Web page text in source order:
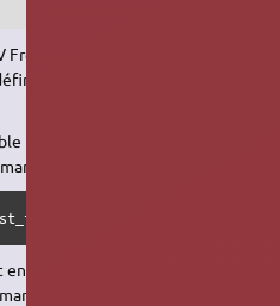
dans votre dossier
que l'on peut ensuite
il faut lui en donner les droits.
suivante:
environnement graphique en
l'exécution dans un